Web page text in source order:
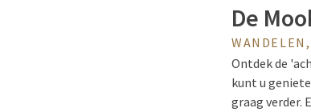
De
Ontdek de
kunt u
graag verder.